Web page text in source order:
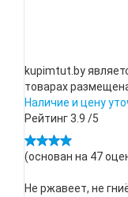
kupimtut.by
товарах
Наличие и цену
Рейтинг3.9 /5
(основан на 47
Не ржавеет, не